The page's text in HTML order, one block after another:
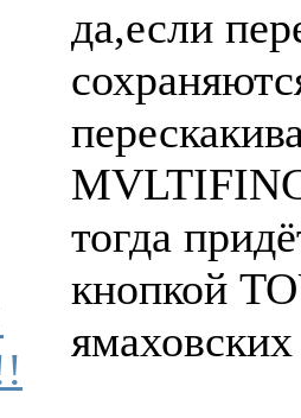
да,если
тогда
кнопкой